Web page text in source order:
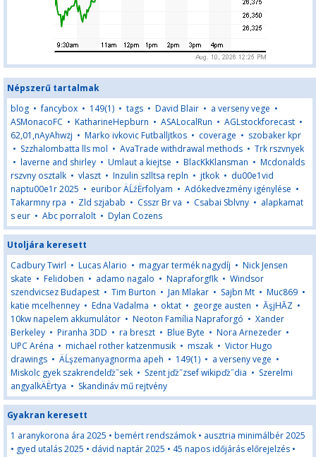
Népszerű tartalmak
blog •fancybox • 149(1) • tags • David Blair • a verseny vege •
ASMonacoFC • KatharineHepburn • ASALocalRun • AGLstockforecast •
62,01,nAyAhwzj • Marko ivkovic Futballjtkos • coverage • szobaker kpr
• Szzhalombatta lls mol • AvaTrade withdrawal methods • Trk rszvnyek
• laverne and shirley • Umlaut a kiejtse • BlacKkKlansman • Mcdonalds
rszvny osztalk • vlaszt • Inzulin szlltsa repln • jtkok • du00e1vid
naptu00e1r 2025 • euribor ÄĹźËrfolyam • Adókedvezmény igénylése •
Takarmny rpa • Zld szjabab • Csszr Br va • Csabai Sblvny • alapkamat
s eur • Abc porralolt • Dylan Cozens
Utoljára keresett
Cadbury Twirl • Lucas Alario • magyar termék nagydíj • Nick Jensen
skate • Felidoben • adamo nagalo • Napraforgflk • Windsor
szendvicsez Budapest • Tim Burton • Jan Mlakar • Sajbn Mt • Muc869 •
katie mcelhenney • Edna Vadalma • oktat • george austen • ĂşjHĂZ •
10kw napelem akkumulátor • Neoton Família Napraforgó • Xander
Berkeley • Piranha 3DD • ra breszt • Blue Byte • Nora Arnezeder •
UPC Aréna • michael rother katzenmusik • mszak • Victor Hugo
drawings • ÄĹşzemanyagnorma apeh • 149(1) • a verseny vege •
Miskolc gyek szakrendelďż˝sek • Szent jďż˝zsef wikipďż˝dia • Szerelmi
angyalkÄËrtya • Skandináv mű rejtvény
Gyakran keresett
1 aranykorona ára 2025 • bemért rendszámok • ausztria minimálbér 2025
• gyed utalás 2025 • dávid naptár 2025 • 45 napos időjárás előrejelzés •